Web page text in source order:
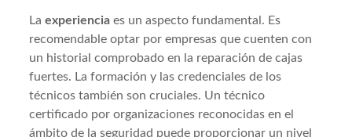
Laexperiencia es un aspecto fundamental. Es
recomendable optar por empresas que cuenten con
un historial comprobado en la reparación de cajas
fuertes. La formación y las credenciales de los
técnicos también son cruciales. Un técnico
certificado por organizaciones reconocidas en el
ámbito de la seguridad puede proporcionar un nivel